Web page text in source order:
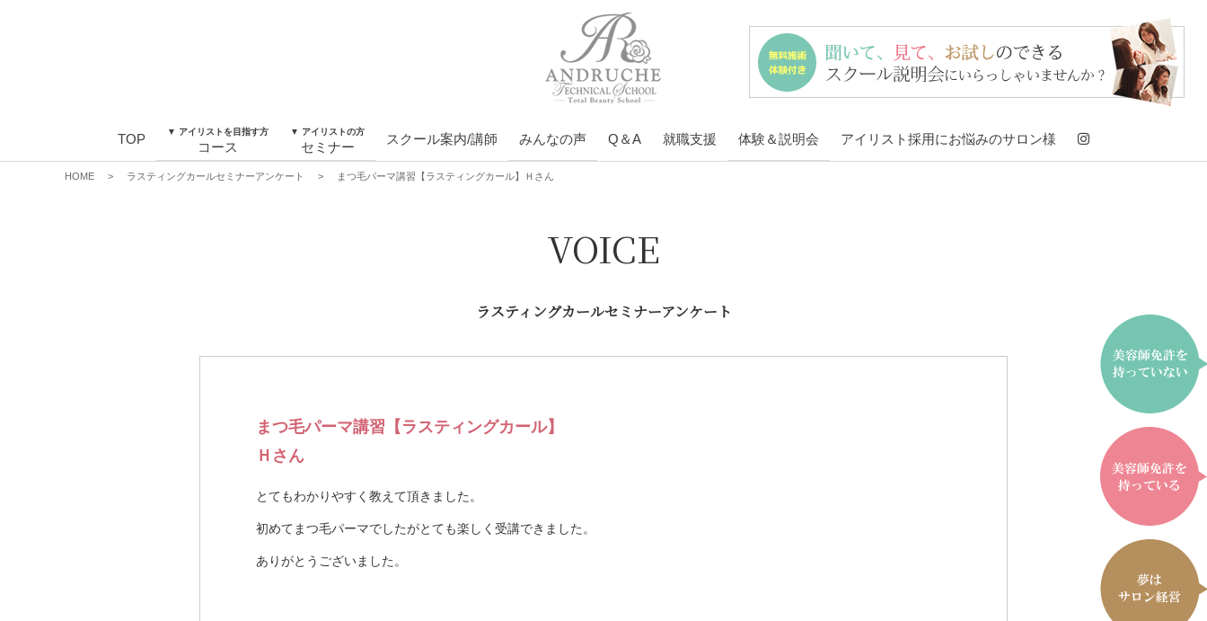
TOP ▼ アイリストを目指す方
コース
▼ アイリストの方
セミナー
スクール案内/講師 みんなの声 Q＆A 就職支援 体験＆説明会 アイリスト採用にお悩みのサロン様
HOME > ラスティングカールセミナーアンケート > まつ毛パーマ講習【ラスティングカール】 Ｈさん
VOICE
ラスティングカールセミナーアンケート
まつ毛パーマ講習【ラスティングカール】
Ｈさん
とてもわかりやすく教えて頂きました。
初めてまつ毛パーマでしたがとても楽しく受講できました。
ありがとうございました。